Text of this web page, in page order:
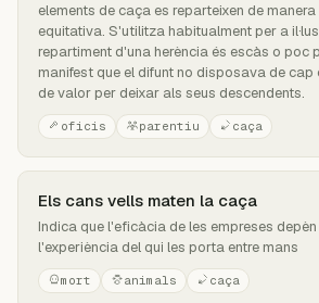
elements de caça es reparteixen de
equitativa. S'utilitza habitualment per a
repartiment d'una herència és escàs o poc
manifest que el difunt no disposava de
de valor per deixar als seus descendents.
oficis parentiu caça
Els cans vells maten la caça
Indica que l'eficàcia de les empreses
l'experiència del qui les porta entre mans
mort animals caça